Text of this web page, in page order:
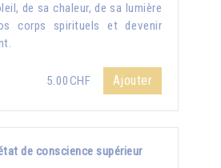
de sa chaleur, de sa lumière
corps spirituels et devenir
5.00CHF Ajouter
de conscience supérieur